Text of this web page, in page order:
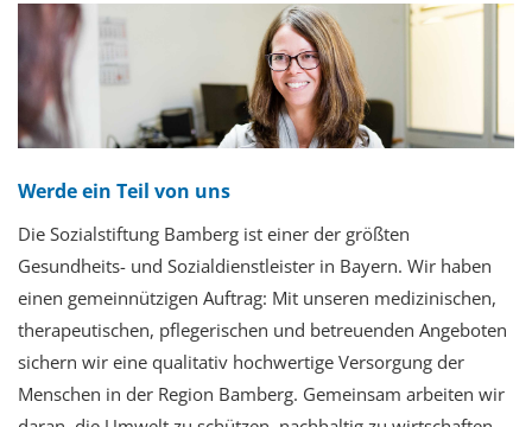
Werde ein Teil von uns
Die Sozialstiftung Bamberg ist einer der größten
Gesundheits- und Sozialdienstleister in Bayern. Wir haben
einen gemeinnützigen Auftrag: Mit unseren medizinischen,
therapeutischen, pflegerischen und betreuenden Angeboten
sichern wir eine qualitativ hochwertige Versorgung der
Menschen in der Region Bamberg. Gemeinsam arbeiten wir